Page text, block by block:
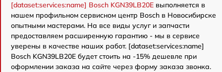
[dataset:services:name] Bosch KGN39LB20E выполняется в
нашем профильном сервисном центр Bosch в Новосибирске
опытными мастерами. На все виды услуг и запчасти
предоставляем расширенную гарантию - мы в сервисе
уверены в качестве наших работ. [dataset:services:name]
Bosch KGN39LB20E будет стоить на -15% дешевле при
оформлении заказа на сайте через форму заказа звонка.